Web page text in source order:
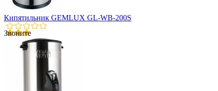
Кипятильник GEMLUX GL-WB-200S
Звоните